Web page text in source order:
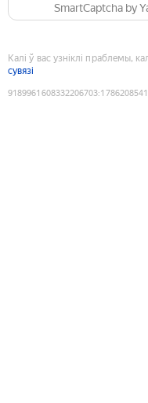
SmartCaptcha by
Калі ў вас узніклі праблемы,
сувязі
9189961608332206703:1786208541